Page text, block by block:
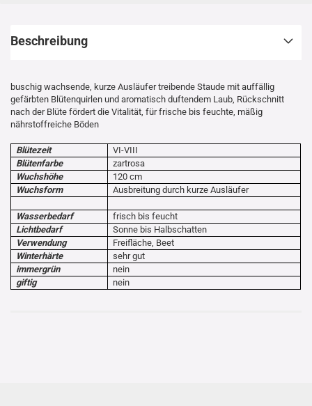
Beschreibung
buschig wachsende, kurze Ausläufer treibende Staude mit auffällig
gefärbten Blütenquirlen und aromatisch duftendem Laub, Rückschnitt
nach der Blüte fördert die Vitalität, für frische bis feuchte, mäßig
nährstoffreiche Böden
Blütezeit
VI-VIII
Blütenfarbe
zartrosa
Wuchshöhe
120 cm
Wuchsform
Ausbreitung durch kurze Ausläufer
Wasserbedarf
frisch bis feucht
Lichtbedarf
Sonne bis Halbschatten
Verwendung
Freifläche, Beet
Winterhärte
sehr gut
immergrün
nein
giftig
nein